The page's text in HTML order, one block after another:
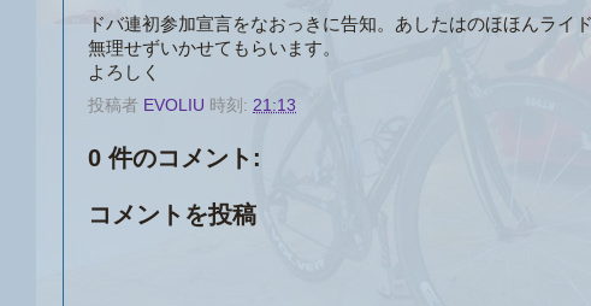
ドバ連初参加宣言をなおっきに告知。あしたはのほほんライ
無理せずいかせてもらいます。
よろしく
投稿者 EVOLIU 時刻: 21:13
0 件のコメント:
コメントを投稿